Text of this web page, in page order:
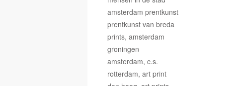
amsterdam prentkunst
prentkunst van breda
prints, amsterdam
groningen
amsterdam, c.s.
rotterdam, art print